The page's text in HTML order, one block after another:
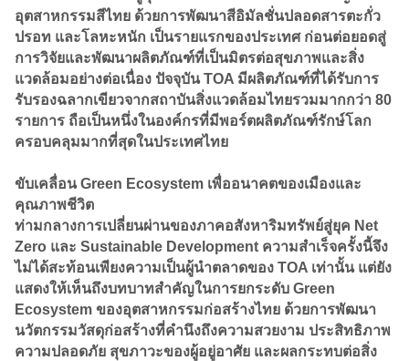
อุตสาหกรรมสีไทย ด้วยการพัฒนาสีอิมัลชั่นปลอดสารตะกั่ว
ปรอท และโลหะหนัก เป็นรายแรกของประเทศ ก่อนต่อยอดสู่
การวิจัยและพัฒนาผลิตภัณฑ์ที่เป็นมิตรต่อสุขภาพและสิ่ง
แวดล้อมอย่างต่อเนื่อง ปัจจุบัน TOA มีผลิตภัณฑ์ที่ได้รับการ
รับรองฉลากเขียวจากสถาบันสิ่งแวดล้อมไทยรวมมากกว่า 80
รายการ ถือเป็นหนึ่งในองค์กรที่มีพอร์ตผลิตภัณฑ์รักษ์โลก
ครอบคลุมมากที่สุดในประเทศไทย
ขับเคลื่อน Green Ecosystem เพื่ออนาคตของเมืองและ
คุณภาพชีวิต
ท่ามกลางการเปลี่ยนผ่านของภาคอสังหาริมทรัพย์สู่ยุค Net
Zero และ Sustainable Development ความสำเร็จครั้งนี้จึง
ไม่ได้สะท้อนเพียงความเป็นผู้นำตลาดของ TOA เท่านั้น แต่ยัง
แสดงให้เห็นถึงบทบาทสำคัญในการยกระดับ Green
Ecosystem ของอุตสาหกรรมก่อสร้างไทย ด้วยการพัฒนา
นวัตกรรมวัสดุก่อสร้างที่คำนึงถึงความสวยงาม ประสิทธิภาพ
ความปลอดภัย สุขภาวะของผู้อยู่อาศัย และผลกระทบต่อสิ่ง